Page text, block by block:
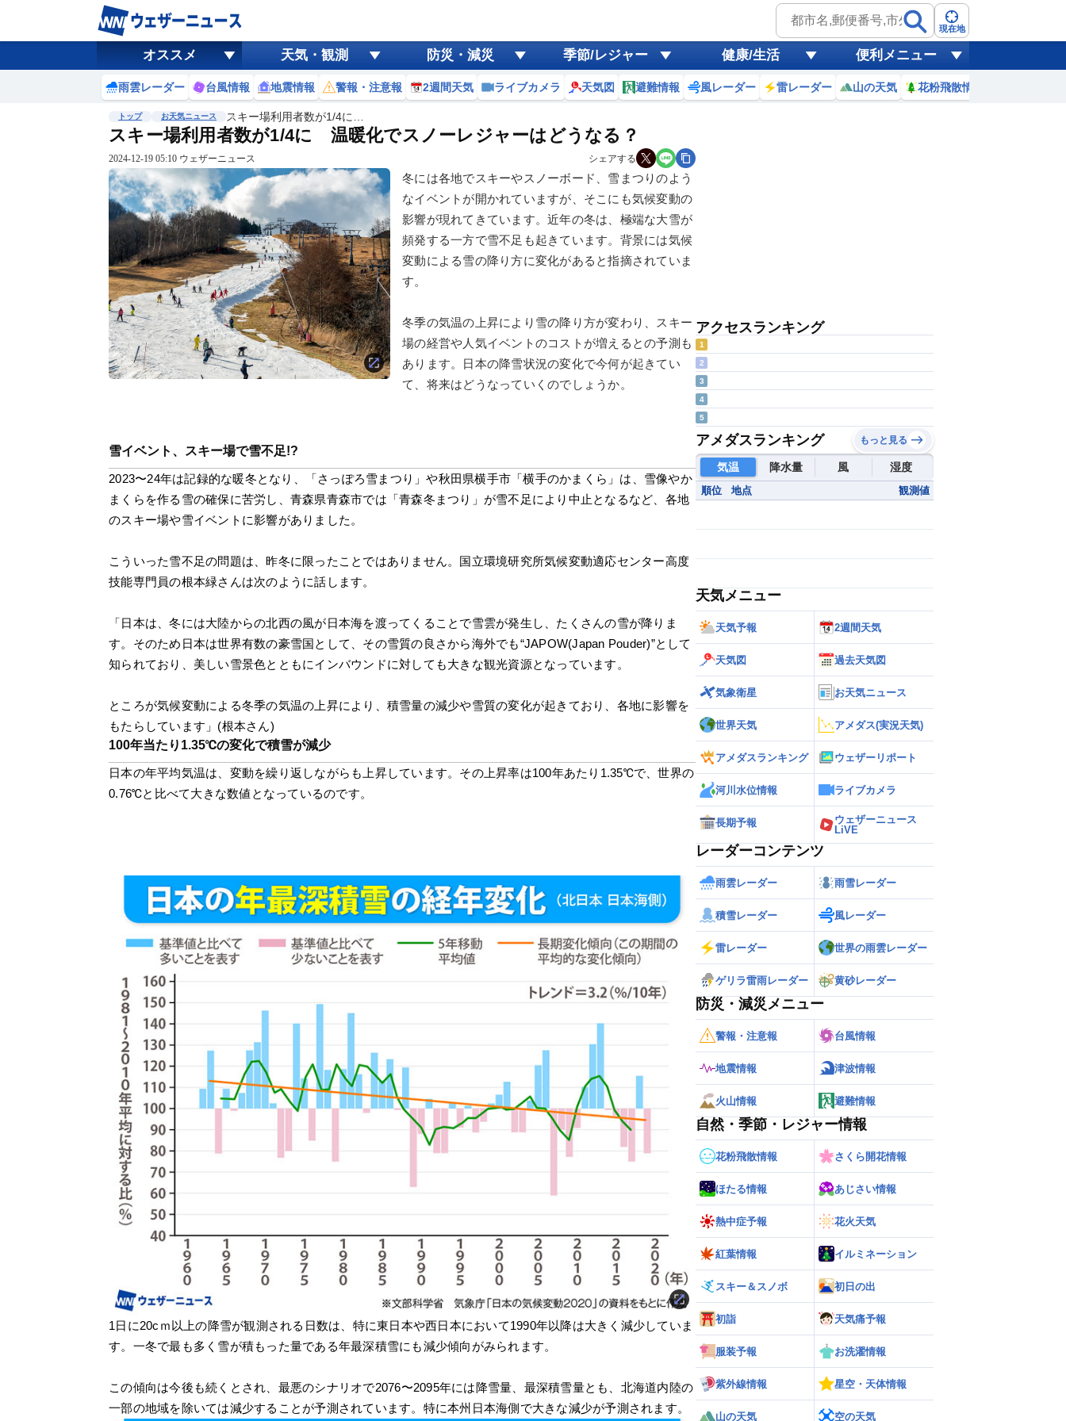
現在地
オススメ 天気・観測 防災・減災 季節/レジャー 健康/生活 便利メニュー
雨雲レーダー 台風情報 地震情報 警報・注意報 2週間天気 ライブカメラ 天気図 避難情報 風レーダー 雷レーダー 山の天気 花粉飛散情報
トップ お天気ニュース スキー場利用者数が1/4に…
スキー場利用者数が1/4に 温暖化でスノーレジャーはどうなる？
2024-12-19 05:10 ウェザーニュース シェアする
冬には各地でスキーやスノーボード、雪まつりのよう
なイベントが開かれていますが、そこにも気候変動の
影響が現れてきています。近年の冬は、極端な大雪が
頻発する一方で雪不足も起きています。背景には気候
変動による雪の降り方に変化があると指摘されていま
す。
冬季の気温の上昇により雪の降り方が変わり、スキー
場の経営や人気イベントのコストが増えるとの予測も
あります。日本の降雪状況の変化で今何が起きてい
て、将来はどうなっていくのでしょうか。
雪イベント、スキー場で雪不足!?
2023〜24年は記録的な暖冬となり、「さっぽろ雪まつり」や秋田県横手市「横手のかまくら」は、雪像やか
まくらを作る雪の確保に苦労し、青森県青森市では「青森冬まつり」が雪不足により中止となるなど、各地
のスキー場や雪イベントに影響がありました。
こういった雪不足の問題は、昨冬に限ったことではありません。国立環境研究所気候変動適応センター高度
技能専門員の根本緑さんは次のように話します。
「日本は、冬には大陸からの北西の風が日本海を渡ってくることで雪雲が発生し、たくさんの雪が降りま
す。そのため日本は世界有数の豪雪国として、その雪質の良さから海外でも“JAPOW(Japan Pouder)”として
知られており、美しい雪景色とともにインバウンドに対しても大きな観光資源となっています。
ところが気候変動による冬季の気温の上昇により、積雪量の減少や雪質の変化が起きており、各地に影響を
もたらしています」(根本さん)
100年当たり1.35℃の変化で積雪が減少
日本の年平均気温は、変動を繰り返しながらも上昇しています。その上昇率は100年あたり1.35℃で、世界の
0.76℃と比べて大きな数値となっているのです。
1日に20cｍ以上の降雪が観測される日数は、特に東日本や西日本において1990年以降は大きく減少していま
す。一冬で最も多く雪が積もった量である年最深積雪にも減少傾向がみられます。
この傾向は今後も続くとされ、最悪のシナリオで2076〜2095年には降雪量、最深積雪量とも、北海道内陸の
一部の地域を除いては減少することが予測されています。特に本州日本海側で大きな減少が予測されます。
アクセスランキング
1
2
3
4
5
アメダスランキング もっと見る
気温 降水量 風 湿度
順位 地点 観測値
天気メニュー
天気予報 2週間天気
天気図 過去天気図
気象衛星 お天気ニュース
世界天気 アメダス(実況天気)
アメダスランキング ウェザーリポート
河川水位情報 ライブカメラ
長期予報
ウェザーニュース
LiVE
レーダーコンテンツ
雨雲レーダー 雨雪レーダー
積雪レーダー 風レーダー
雷レーダー 世界の雨雲レーダー
ゲリラ雷雨レーダー 黄砂レーダー
防災・減災メニュー
警報・注意報 台風情報
地震情報 津波情報
火山情報 避難情報
自然・季節・レジャー情報
花粉飛散情報 さくら開花情報
ほたる情報 あじさい情報
熱中症予報 花火天気
紅葉情報 イルミネーション
スキー＆スノボ 初日の出
初詣 天気痛予報
服装予報 お洗濯情報
紫外線情報 星空・天体情報
山の天気 空の天気